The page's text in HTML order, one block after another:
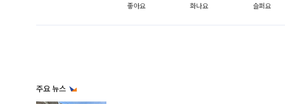
좋아요 화나요 슬퍼요
주요 뉴스